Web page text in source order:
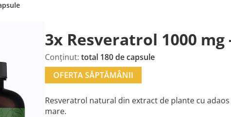
3x Resveratrol 1000 mg
Conținut: total 180 de capsule
OFERTA SĂPTĂMÂNII
Resveratrol natural din extract de plante cu
mare.